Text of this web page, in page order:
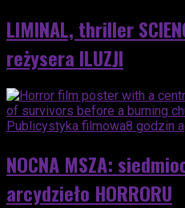
LIMINAL, thriller
reżysera ILUZJI
Publicystyka filmowa8 godzin
NOCNA MSZA:
arcydzieło HORRORU